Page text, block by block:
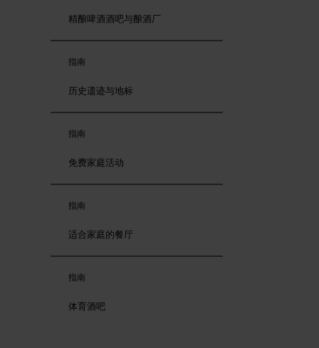
精酿啤酒酒吧与酿酒厂
指南
历史遗迹与地标
指南
免费家庭活动
指南
适合家庭的餐厅
指南
体育酒吧